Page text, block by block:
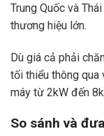
Trung Quốc và
thương hiệu lớn.
Dù giá cả phải
tối thiểu thông qua
máy từ 2kW đến
So sánh và